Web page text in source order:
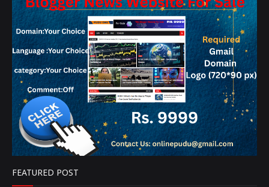
FEATURED POST